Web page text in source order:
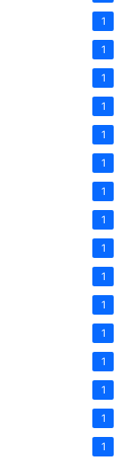
1
1
1
1
1
1
1
1
1
1
1
1
1
1
1
1